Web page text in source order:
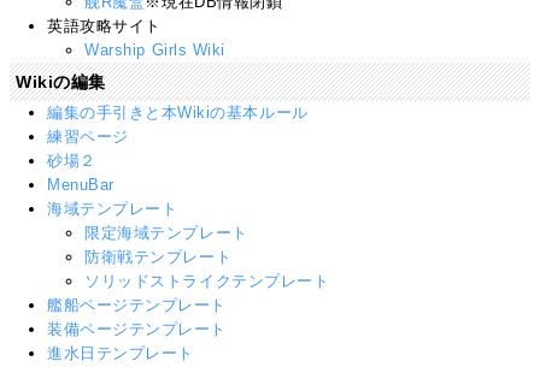
英語攻略サイト
Warship Girls Wiki
Wikiの編集
編集の手引きと本Wikiの基本ルール
練習ページ
砂場２
MenuBar
海域テンプレート
限定海域テンプレート
防衛戦テンプレート
ソリッドストライクテンプレート
艦船ページテンプレート
装備ページテンプレート
進水日テンプレート